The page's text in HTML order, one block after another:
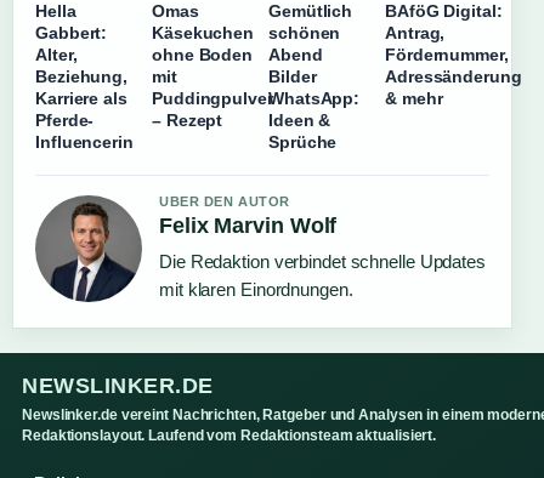
Hella
Gabbert:
Alter,
Beziehung,
Karriere als
Pferde-
Influencerin
Omas
Käsekuchen
ohne Boden
mit
Puddingpulver
– Rezept
Gemütlich
schönen
Abend
Bilder
WhatsApp:
Ideen &
Sprüche
BAföG Digital:
Antrag,
Fördernummer,
Adressänderung
& mehr
UBER DEN AUTOR
Felix Marvin Wolf
Die Redaktion verbindet schnelle Updates
mit klaren Einordnungen.
NEWSLINKER.DE
Newslinker.de vereint Nachrichten, Ratgeber und Analysen in einem
Redaktionslayout. Laufend vom Redaktionsteam aktualisiert.